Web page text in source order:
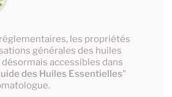
les propriétés
générales des huiles
accessibles dans
des Huiles Essentielles"